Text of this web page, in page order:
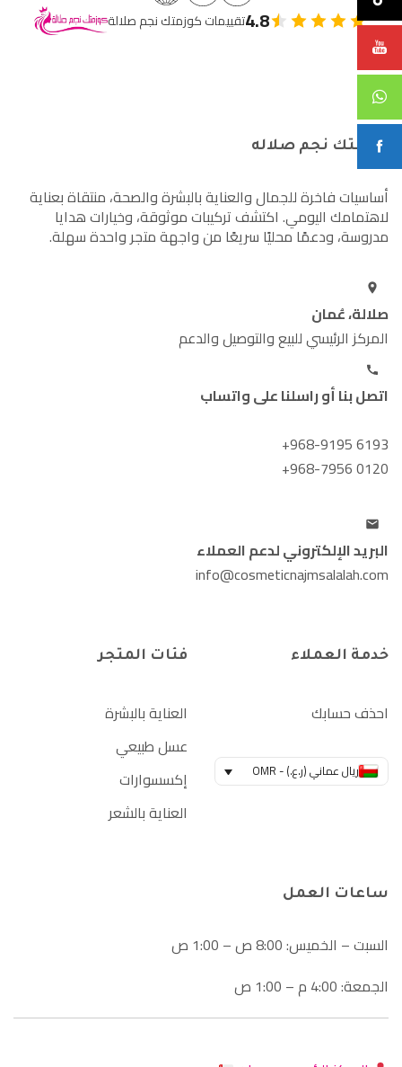
4.8تقييمات كوزمتك نجم صلالة
كوزمتك نجم صلاله
أساسيات فاخرة للجمال والعناية بالبشرة والصحة، منتقاة بعناية
لاهتمامك اليومي. اكتشف تركيبات موثوقة، وخيارات هدايا
مدروسة، ودعمًا محليًا سريعًا من واجهة متجر واحدة سهلة.
صلالة، عُمان
المركز الرئيسي للبيع والتوصيل والدعم
اتصل بنا أو راسلنا على واتساب
+968-9195 6193
+968-7956 0120
البريد الإلكتروني لدعم العملاء
info@cosmeticnajmsalalah.com
خدمة العملاء
احذف حسابك
ريال عماني (ر.ع.) - OMR
فئات المتجر
العناية بالبشرة
عسل طبيعي
إكسسوارات
العناية بالشعر
ساعات العمل
السبت – الخميس: 8:00 ص – 1:00 ص
الجمعة: 4:00 م – 1:00 ص